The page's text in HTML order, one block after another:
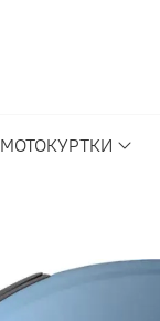
МОТОКУРТКИ